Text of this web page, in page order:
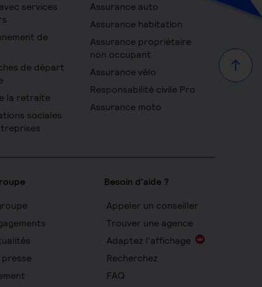
Haut
services
de
de départ
la retraite
sociales
Assurance auto
Assurance habitation
Assurance propriétaire
non occupant
Assurance vélo
Responsabilité civile Pro
Assurance moto
presse
Besoin d'aide ?
Appeler un conseiller
Trouver une agence
Adaptez l'affichage
Recherchez
FAQ